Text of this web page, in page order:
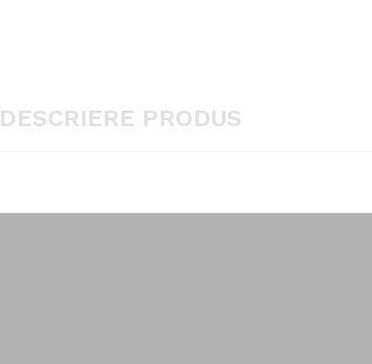
DESCRIERE PRODUS